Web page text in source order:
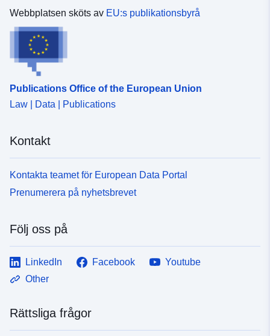
Webbplatsen sköts av EU:s publikationsbyrå
Publications Office of the European Union
Law | Data | Publications
Kontakt
Kontakta teamet för European Data Portal
Prenumerera på nyhetsbrevet
Följ oss på
LinkedIn Facebook
Youtube
Other
Rättsliga frågor